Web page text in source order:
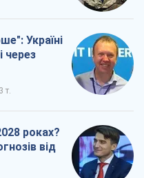
Україні
через
т.
роках?
від